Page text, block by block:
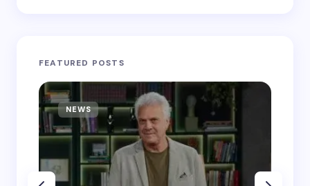
FEATURED POSTS
NEWS